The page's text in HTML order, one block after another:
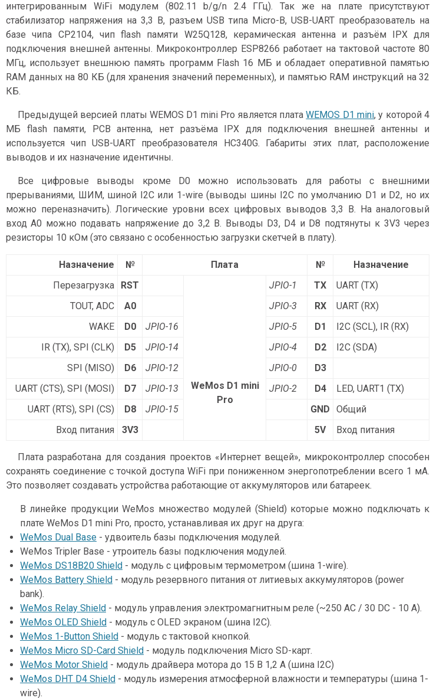
интегрированным WiFi модулем (802.11 b/g/n 2.4 ГГц). Так же на плате присутствуют
стабилизатор напряжения на 3,3 В, разъем USB типа Micro-B, USB-UART преобразователь на
базе чипа CP2104, чип flash памяти W25Q128, керамическая антенна и разъём IPX для
подключения внешней антенны. Микроконтроллер ESP8266 работает на тактовой частоте 80
МГц, использует внешнюю память программ Flash 16 МБ и обладает оперативной памятью
RAM данных на 80 КБ (для хранения значений переменных), и памятью RAM инструкций на 32
КБ.
Предыдущей версией платы WEMOS D1 mini Pro является платаWEMOS D1 mini, у которой 4
МБ flash памяти, PCB антенна, нет разъёма IPX для подключения внешней антенны и
используется чип USB-UART преобразователя HC340G. Габариты этих плат, расположение
выводов и их назначение идентичны.
Все цифровые выводы кроме D0 можно использовать для работы с внешними
прерываниями, ШИМ, шиной I2C или 1-wire (выводы шины I2C по умолчанию D1 и D2, но их
можно переназначить). Логические уровни всех цифровых выводов 3,3 В. На аналоговый
вход A0 можно подавать напряжение до 3,2 В. Выводы D3, D4 и D8 подтянуты к 3V3 через
резисторы 10 кОм (это связано с особенностью загрузки скетчей в плату).
Назначение № Плата №
Назначение
Перезагрузка
RST
WeMos D1 mini
Pro
JPIO-1 TX
UART (TX)
TOUT, ADC
A0 JPIO-3 RX
UART (RX)
WAKE
D0 JPIO-16 JPIO-5 D1
I2C (SCL), IR (RX)
IR (TX), SPI (CLK)
D5 JPIO-14 JPIO-4 D2
I2C (SDA)
SPI (MISO)
D6 JPIO-12 JPIO-0
D3
UART (CTS), SPI (MOSI)
D7 JPIO-13 JPIO-2 D4
LED, UART1 (TX)
UART (RTS), SPI (CS)
D8 JPIO-15 GND
Общий
Вход питания
3V3 5V Вход питания
Плата разработана для создания проектов «Интернет вещей», микроконтроллер способен
сохранять соединение с точкой доступа WiFi при пониженном энергопотреблении всего 1 мА.
Это позволяет создавать устройства работающие от аккумуляторов или батареек.
В линейке продукции WeMos множество модулей (Shield) которые можно подключать к
плате WeMos D1 mini Pro, просто, устанавливая их друг на друга:
WeMos Dual Base - удвоитель базы подключения модулей.
WeMos Tripler Base - утроитель базы подключения модулей.
WeMos DS18B20 Shield - модуль с цифровым термометром (шина 1-wire).
WeMos Battery Shield - модуль резервного питания от литиевых аккумуляторов (power
bank).
WeMos Relay Shield - модуль управления электромагнитным реле (~250 AC / 30 DC - 10 A).
WeMos OLED Shield - модуль с OLED экраном (шина I2C).
WeMos 1-Button Shield - модуль с тактовой кнопкой.
WeMos Micro SD-Card Shield - модуль подключения Micro SD-карт.
WeMos Motor Shield - модуль драйвера мотора до 15 В 1,2 А (шина I2C)
WeMos DHT D4 Shield - модуль измерения атмосферной влажности и температуры (шина 1-
wire).